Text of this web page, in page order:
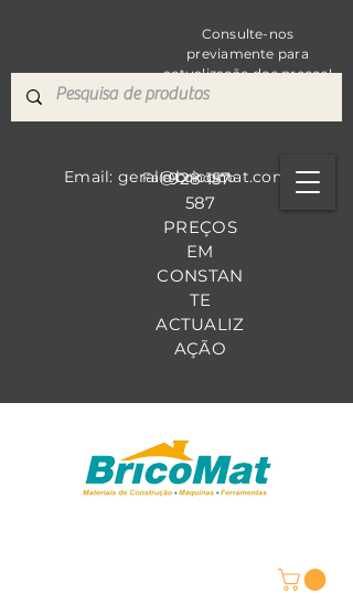
Consulte-nos
previamente para
actualização dos preços!
928 157
587
PREÇOS
EM
CONSTAN
TE
ACTUALIZ
AÇÃO
Fale Conosco
Email: geral@bricomat.com